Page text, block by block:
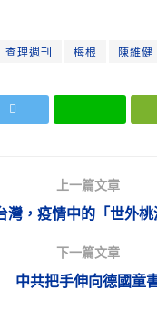
查理週刊 梅根 陳維健
上一篇文章
灣，疫情中的「世外桃
下一篇文章
中共把手伸向德國童